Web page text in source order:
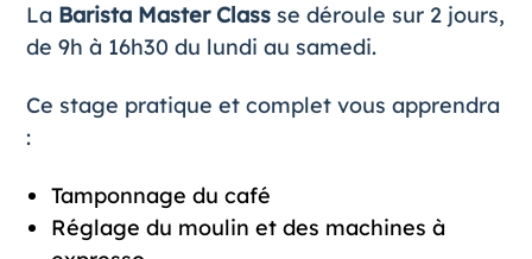
La Barista Master Classse déroule sur 2 jours,
de 9h à 16h30 du lundi au samedi.
Ce stage pratique et complet vous apprendra
:
Tamponnage du café
Réglage du moulin et des machines à